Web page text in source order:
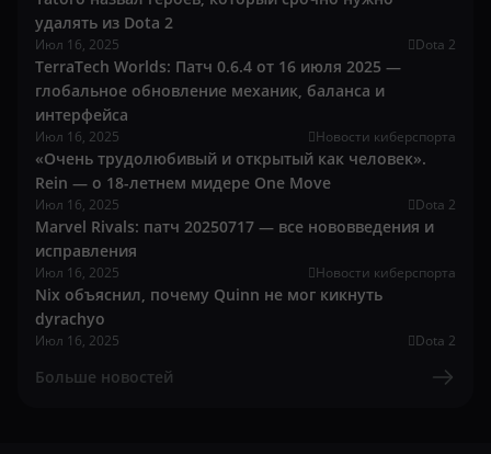
удалять из Dota 2
Июл 16, 2025 Dota 2
TerraTech Worlds: Патч 0.6.4 от 16 июля 2025 —
глобальное обновление механик, баланса и
интерфейса
Июл 16, 2025 Новости киберспорта
«Очень трудолюбивый и открытый как человек».
Rein — о 18-летнем мидере One Move
Июл 16, 2025 Dota 2
Marvel Rivals: патч 20250717 — все нововведения и
исправления
Июл 16, 2025 Новости киберспорта
Nix объяснил, почему Quinn не мог кикнуть
dyrachyo
Июл 16, 2025 Dota 2
Больше новостей